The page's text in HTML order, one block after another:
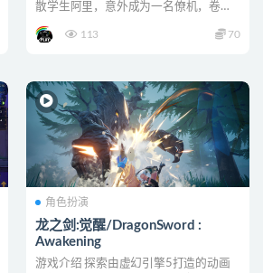
散学生阿里，意外成为一名僚机，卷入
113
70
角色扮演
龙之剑:觉醒/DragonSword :
Awakening
游戏介绍 探索由虚幻引擎5打造的动画